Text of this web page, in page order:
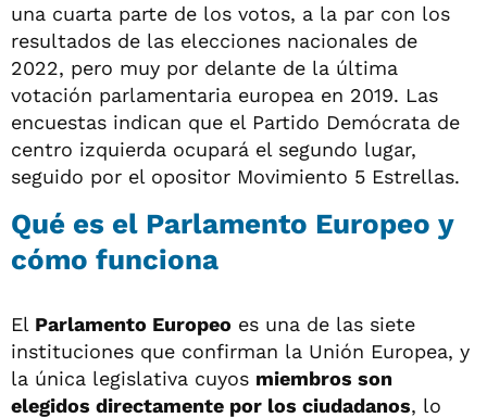
una cuarta parte de los votos, a la par con los
resultados de las elecciones nacionales de
2022, pero muy por delante de la última
votación parlamentaria europea en 2019. Las
encuestas indican que el Partido Demócrata de
centro izquierda ocupará el segundo lugar,
seguido por el opositor Movimiento 5 Estrellas.
Qué es el Parlamento Europeo y
cómo funciona
El Parlamento Europeo es una de las siete
instituciones que confirman la Unión Europea, y
la única legislativa cuyos miembros son
elegidos directamente por los ciudadanos, lo